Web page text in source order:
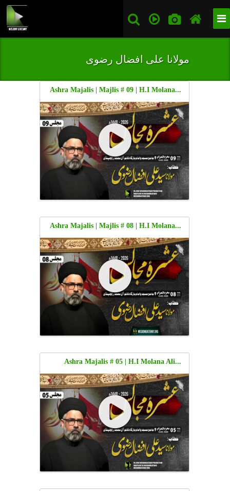
مولانا علی افضال رضوی
...Ashra Majalis | Majlis # 09 | H.I Molana
Ali Afzaal Rizvi | Jama Masjid o
Imambargah Qaim e Aly Muhammad,
Rawalpindi | 9 Moharram 1448 | 25 June
2026 | Urdu
...Ashra Majalis | Majlis # 08 | H.I Molana
Ali Afzaal Rizvi | Jama Masjid o
Imambargah Qaim e Aly Muhammad,
Rawalpindi | 8 Moharram 1448 | 24 June
2026 | Urdu
...Ashra Majalis # 05 | H.I Molana Ali
Afzaal Rizvi | Jama Masjid o Imambargah
Qaim e Aly Muhammad, Rawalpindi | 5
Moharram 1448 | 21 June 2026 | Urdu